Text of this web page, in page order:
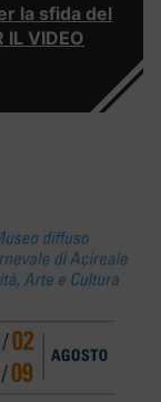
la sfida del
VIDEO